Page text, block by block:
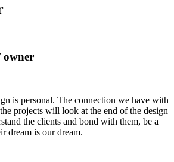
owner
is personal. The connection we have with
projects will look at the end of the design
the clients and bond with them, be a
dream is our dream.